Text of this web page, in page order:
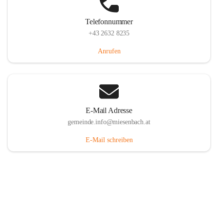
Telefonnummer
+43 2632 8235
Anrufen
E-Mail Adresse
gemeinde.info@miesenbach.at
E-Mail schreiben